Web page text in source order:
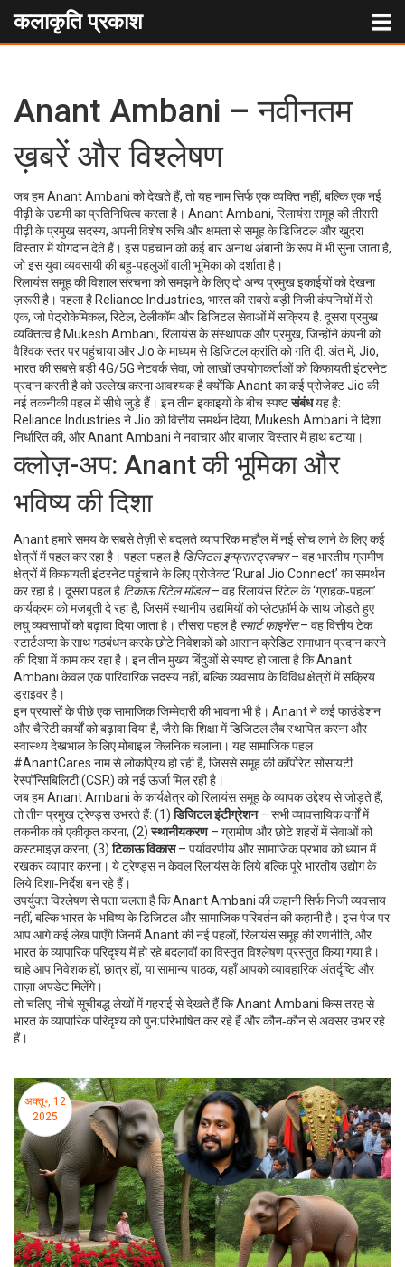
कलाकृति प्रकाश
Anant Ambani – नवीनतम
ख़बरें और विश्लेषण
जब हमAnant Ambani को देखते हैं, तो यह नाम सिर्फ एक व्यक्ति नहीं, बल्कि एक नई
पीढ़ी के उद्यमी का प्रतिनिधित्व करता है। Anant Ambani, रिलायंस समूह की तीसरी
पीढ़ी के प्रमुख सदस्य, अपनी विशेष रुचि और क्षमता से समूह के डिजिटल और खुदरा
विस्तार में योगदान देते हैं। इस पहचान को कई बारअनाथ अंबानीके रूप में भी सुना जाता है,
जो इस युवा व्यवसायी की बहु‑पहलुओं वाली भूमिका को दर्शाता है।
रिलायंस समूह की विशाल संरचना को समझने के लिए दो अन्य प्रमुख इकाईयों को देखना
ज़रूरी है। पहला है Reliance Industries, भारत की सबसे बड़ी निजी कंपनियों में से
एक, जो पेट्रोकेमिकल, रिटेल, टेलीकॉम और डिजिटल सेवाओं में सक्रिय है . दूसरा प्रमुख
व्यक्तित्व है Mukesh Ambani, रिलायंस के संस्थापक और प्रमुख, जिन्होंने कंपनी को
वैश्विक स्तर पर पहुंचाया और Jio के माध्यम से डिजिटल क्रांति को गति दी. अंत में, Jio,
भारत की सबसे बड़ी 4G/5G नेटवर्क सेवा, जो लाखों उपयोगकर्ताओं को किफायती इंटरनेट
प्रदान करती हैको उल्लेख करना आवश्यक है क्योंकि Anant का कई प्रोजेक्ट Jio की
नई तकनीकी पहल में सीधे जुड़े हैं। इन तीन इकाइयों के बीच स्पष्टसंबंधयह है:
Reliance Industries ने Jio को वित्तीय समर्थन दिया, Mukesh Ambani ने दिशा
निर्धारित की, और Anant Ambani ने नवाचार और बाजार विस्तार में हाथ बटाया।
क्लोज़-अप: Anant की भूमिका और
भविष्य की दिशा
Anant हमारे समय के सबसे तेज़ी से बदलते व्यापारिक माहौल में नई सोच लाने के लिए कई
क्षेत्रों में पहल कर रहा है। पहला पहल है डिजिटल इन्फ्रास्ट्रक्चर– वह भारतीय ग्रामीण
क्षेत्रों में किफायती इंटरनेट पहुंचाने के लिए प्रोजेक्ट ‘Rural Jio Connect’ का समर्थन
कर रहा है। दूसरा पहल है टिकाऊ रिटेल मॉडल– वह रिलायंस रिटेल के ‘ग्राहक‑पहला’
कार्यक्रम को मजबूती दे रहा है, जिसमें स्थानीय उद्यमियों को प्लेटफ़ॉर्म के साथ जोड़ते हुए
लघु व्यवसायों को बढ़ावा दिया जाता है। तीसरा पहल है स्मार्ट फाइनेंस– वह वित्तीय टेक
स्टार्टअप्स के साथ गठबंधन करके छोटे निवेशकों को आसान क्रेडिट समाधान प्रदान करने
की दिशा में काम कर रहा है। इन तीन मुख्य बिंदुओं से स्पष्ट हो जाता है कि Anant
Ambani केवल एक पारिवारिक सदस्य नहीं, बल्कि व्यवसाय के विविध क्षेत्रों में सक्रिय
ड्राइवर है।
इन प्रयासों के पीछे एक सामाजिक जिम्मेदारी की भावना भी है। Anant ने कई फाउंडेशन
और चैरिटी कार्यों को बढ़ावा दिया है, जैसे कि शिक्षा में डिजिटल लैब स्थापित करना और
स्वास्थ्य देखभाल के लिए मोबाइल क्लिनिक चलाना। यह सामाजिक पहल
#AnantCares नाम से लोकप्रिय हो रही है, जिससे समूह की कॉर्पोरेट सोसायटी
रेस्पॉन्सिबिलिटी (CSR) को नई ऊर्जा मिल रही है।
जब हम Anant Ambani के कार्यक्षेत्र को रिलायंस समूह के व्यापक उद्देश्य से जोड़ते हैं,
तो तीन प्रमुख ट्रेण्ड्स उभरते हैं: (1)डिजिटल इंटीग्रेशन– सभी व्यावसायिक वर्गों में
तकनीक को एकीकृत करना, (2)स्थानीयकरण– ग्रामीण और छोटे शहरों में सेवाओं को
कस्टमाइज़ करना, (3)टिकाऊ विकास– पर्यावरणीय और सामाजिक प्रभाव को ध्यान में
रखकर व्यापार करना। ये ट्रेण्ड्स न केवल रिलायंस के लिये बल्कि पूरे भारतीय उद्योग के
लिये दिशा‑निर्देश बन रहे हैं।
उपर्युक्त विश्लेषण से पता चलता है कि Anant Ambani की कहानी सिर्फ निजी व्यवसाय
नहीं, बल्कि भारत के भविष्य के डिजिटल और सामाजिक परिवर्तन की कहानी है। इस पेज पर
आप आगे कई लेख पाएँगे जिनमें Anant की नई पहलों, रिलायंस समूह की रणनीति, और
भारत के व्यापारिक परिदृश्य में हो रहे बदलावों का विस्तृत विश्लेषण प्रस्तुत किया गया है।
चाहे आप निवेशक हों, छात्र हों, या सामान्य पाठक, यहाँ आपको व्यावहारिक अंतर्दृष्टि और
ताज़ा अपडेट मिलेंगे।
तो चलिए, नीचे सूचीबद्ध लेखों में गहराई से देखते हैं कि Anant Ambani किस तरह से
भारत के व्यापारिक परिदृश्य को पुन:परिभाषित कर रहे हैं और कौन‑कौन से अवसर उभर रहे
हैं।
अक्तू॰, 12
2025